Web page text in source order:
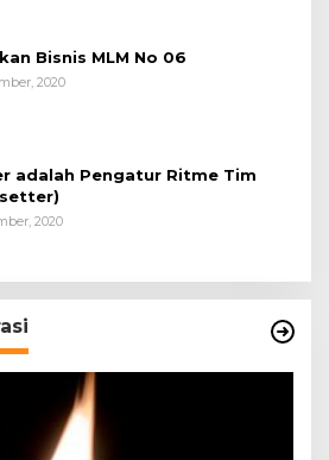
Bisnis MLM No 06
2020
adalah Pengatur Ritme Tim
2020